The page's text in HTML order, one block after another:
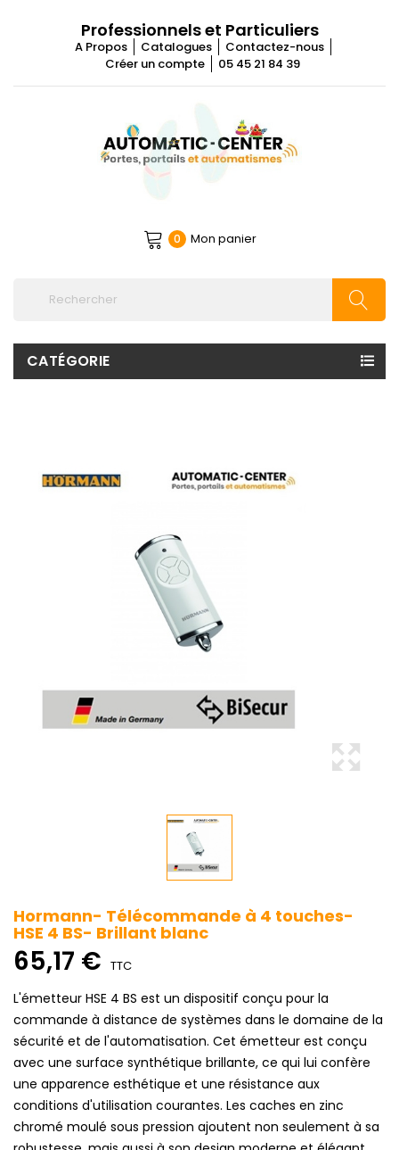
Professionnels et Particuliers
A Propos Catalogues
Contactez-nous
Créer un compte
05 45 21 84 39
0 Mon panier
CATÉGORIE
Hormann- Télécommande à 4 touches-
HSE 4 BS- Brillant blanc
65,17 € TTC
L'émetteur HSE 4 BS est un dispositif conçu pour la
commande à distance de systèmes dans le domaine de la
sécurité et de l'automatisation. Cet émetteur est conçu
avec une surface synthétique brillante, ce qui lui confère
une apparence esthétique et une résistance aux
conditions d'utilisation courantes. Les caches en zinc
chromé moulé sous pression ajoutent non seulement à sa